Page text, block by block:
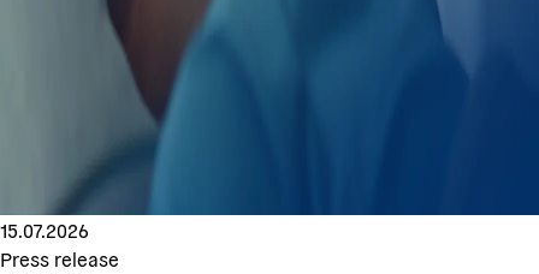
15.07.2026
Press release